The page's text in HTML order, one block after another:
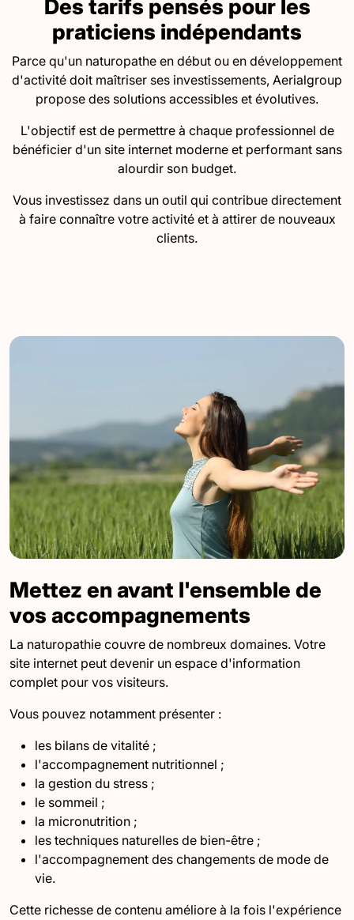
Des tarifs pensés pour les
praticiens indépendants
Parce qu'un naturopathe en début ou en développement
d'activité doit maîtriser ses investissements, Aerialgroup
propose des solutions accessibles et évolutives.
L'objectif est de permettre à chaque professionnel de
bénéficier d'un site internet moderne et performant sans
alourdir son budget.
Vous investissez dans un outil qui contribue directement
à faire connaître votre activité et à attirer de nouveaux
clients.
Mettez en avant l'ensemble de
vos accompagnements
La naturopathie couvre de nombreux domaines. Votre
site internet peut devenir un espace d'information
complet pour vos visiteurs.
Vous pouvez notamment présenter :
les bilans de vitalité ;
l'accompagnement nutritionnel ;
la gestion du stress ;
le sommeil ;
la micronutrition ;
les techniques naturelles de bien-être ;
l'accompagnement des changements de mode de
vie.
Cette richesse de contenu améliore à la fois l'expérience